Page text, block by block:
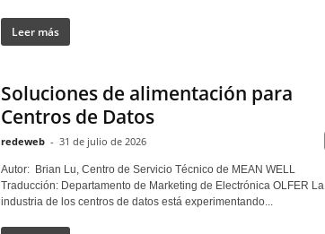
Leer más
Soluciones de alimentación para
Centros de Datos
redeweb - 31 de julio de 2026
Autor: Brian Lu, Centro de Servicio Técnico de MEAN WELL
Traducción: Departamento de Marketing de Electrónica OLFER La
industria de los centros de datos está experimentando...